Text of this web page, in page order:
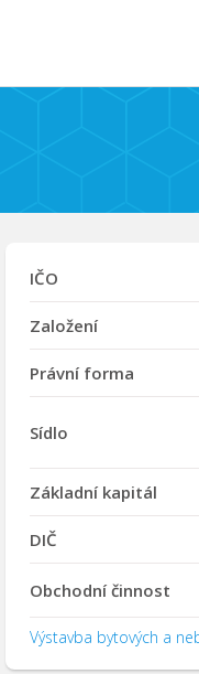
IČO
Založení
Právní forma
Sídlo
Základní kapitál
DIČ
Obchodní činnost
Výstavba bytových a